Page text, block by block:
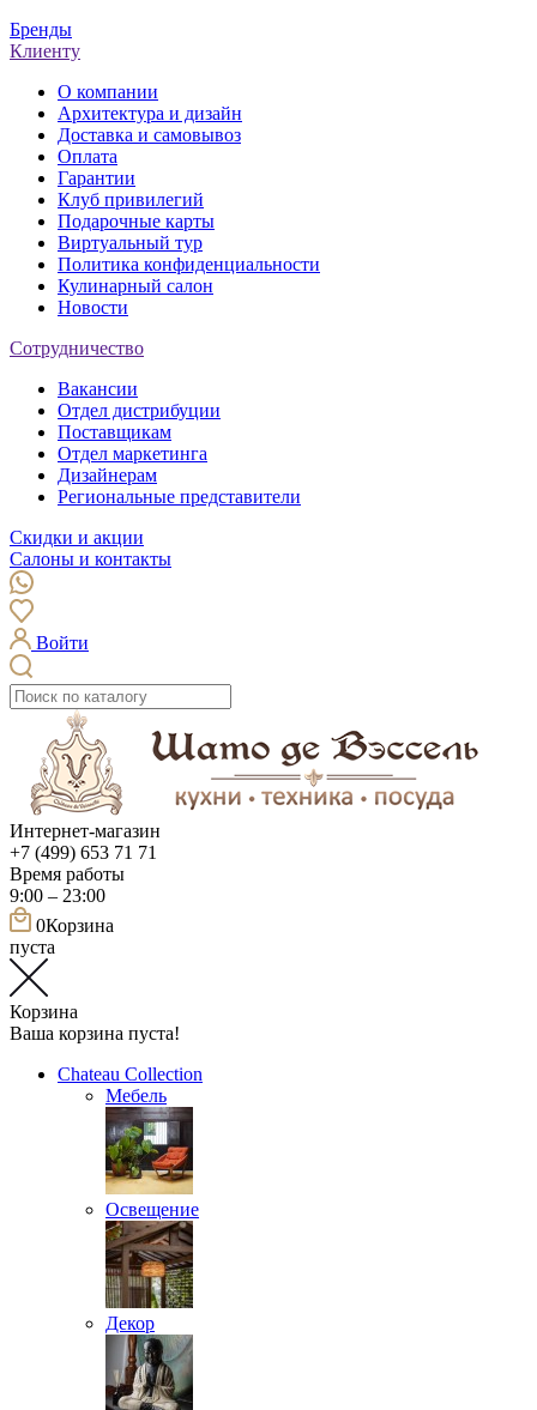
Бренды
Клиенту
О компании
Архитектура и дизайн
Доставка и самовывоз
Оплата
Гарантии
Клуб привилегий
Подарочные карты
Виртуальный тур
Политика конфиденциальности
Кулинарный салон
Новости
Сотрудничество
Вакансии
Отдел дистрибуции
Поставщикам
Отдел маркетинга
Дизайнерам
Региональные представители
Скидки и акции
Салоны и контакты
Войти
Интернет-магазин
+7 (499) 653 71 71
Время работы
9:00 – 23:00
0Корзина
пуста
Корзина
Ваша корзина пуста!
Chateau Collection
Мебель
Освещение
Декор